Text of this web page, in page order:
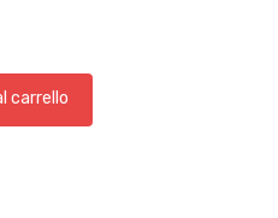
carrello